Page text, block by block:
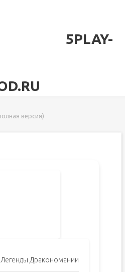
5PLAY-
версия)
Легенды Дракономании